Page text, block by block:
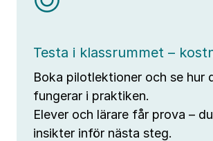
Testa i klassrummet –
Boka pilotlektioner och se hur
fungerar i praktiken.
Elever och lärare får prova –
insikter inför nästa steg.